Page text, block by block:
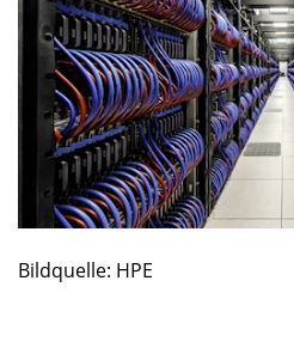
Bildquelle: HPE